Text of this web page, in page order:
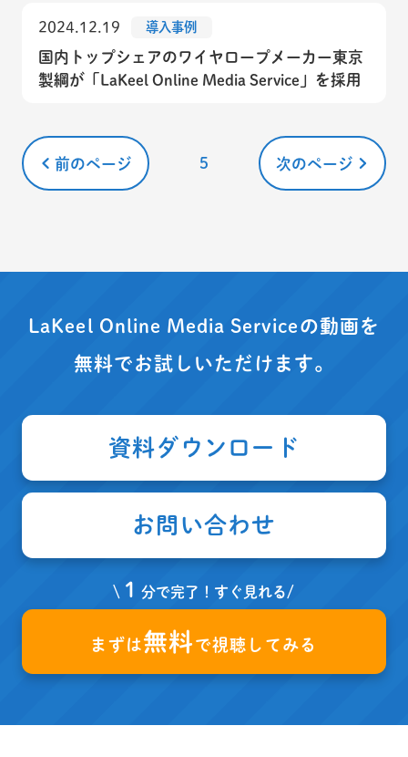
2024.12.19 導入事例
国内トップシェアのワイヤロープメーカー東京
製綱が「LaKeel Online Media Service」を採用
前のページ 5 次のページ
LaKeel Online Media Serviceの動画を
無料でお試しいただけます。
資料ダウンロード
お問い合わせ
\ １分で完了！すぐ見れる/
まずは無料 で視聴してみる